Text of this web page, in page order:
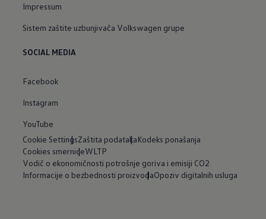
Impressum
Sistem zaštite uzbunjivača Volkswagen grupe
SOCIAL MEDIA
Facebook
Instagram
YouTube
Cookie SettingsZaštita podatakaKodeks ponašanja
Cookies smerniceWLTP
Vodič o ekonomičnosti potrošnje goriva i emisiji CO2
Informacije o bezbednosti proizvodaOpoziv digitalnih usluga